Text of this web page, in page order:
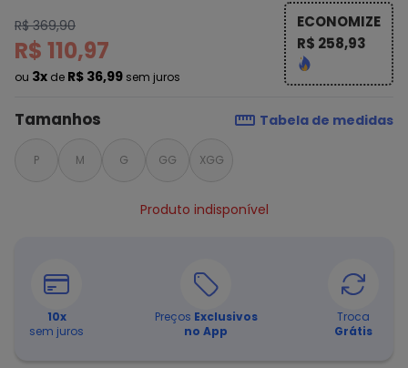
R$ 369,90
R$ 110,97
ou 3x de R$ 36,99 sem juros
ECONOMIZE
R$ 258,93
Tamanhos Tabela de medidas
P M G GG XGG
Produto indisponível
10x
sem juros
Preços Exclusivos
no App
Troca
Grátis